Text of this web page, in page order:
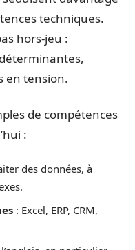
techniques.
hors-jeu :
en tension.
de compétences
:
des données, à
: Excel, ERP, CRM,